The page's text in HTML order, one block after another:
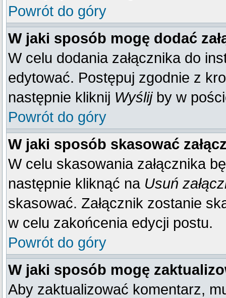
Powrót do góry
W jaki sposób mogę dodać
W celu dodania załącznika do
edytować. Postępuj zgodnie z
następnie kliknij Wyślijby w
Powrót do góry
W jaki sposób skasować
W celu skasowania załącznika
następnie kliknąć na Usuń
skasować. Załącznik zostanie
w celu zakońcenia edycji postu.
Powrót do góry
W jaki sposób mogę
Aby zaktualizować komentarz,